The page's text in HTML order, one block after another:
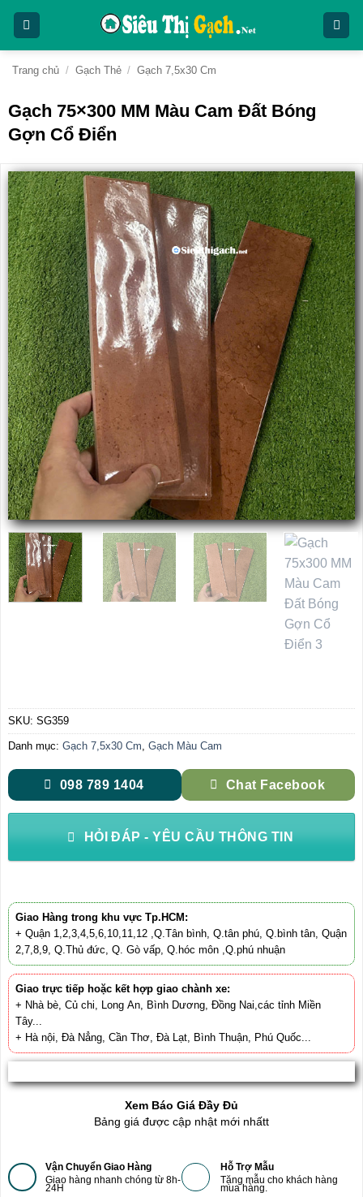
nội
dungTrang chủ / Gạch Thẻ / Gạch 7,5x30 Cm
Gạch 75×300 MM Màu Cam Đất Bóng
Gợn Cổ Điển
SKU: SG359
Danh mục: Gạch 7,5x30 Cm Gạch Màu Cam
098 789 1404 Chat Facebook
HỎI ĐÁP - YÊU CẦU THÔNG TIN
Giao Hàng trong khu vực Tp.HCM:
+ Quận 1,2,3,4,5,6,10,11,12 ,Q.Tân bình, Q.tân phú, Q.bình tân, Quận
2,7,8,9, Q.Thủ đức, Q. Gò vấp, Q.hóc môn ,Q.phú nhuận
Giao trực tiếp hoặc kết hợp giao chành xe:
+ Nhà bè, Củ chi, Long An, Bình Dương, Đồng Nai,các tỉnh Miền
Tây...
+ Hà nội, Đà Nẳng, Cần Thơ, Đà Lạt, Bình Thuận, Phú Quốc...
Xem Báo Giá Đầy Đủ
Bảng giá được cập nhật mới nhấtt
Vận Chuyển Giao Hàng
Giao hàng nhanh chóng từ 8h-
24H
Hỗ Trợ Mẫu
Tặng mẫu cho khách hàng
mua hàng.